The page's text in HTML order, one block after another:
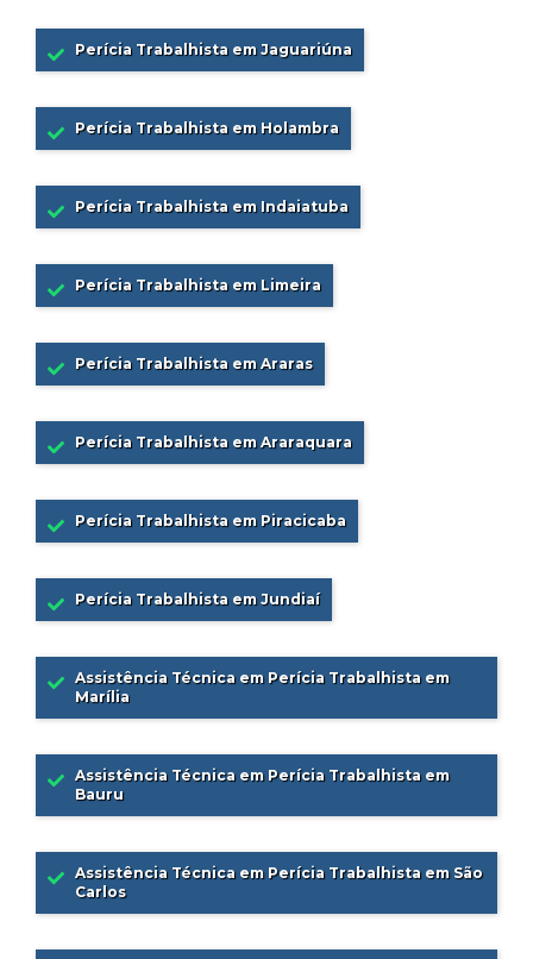
Perícia Trabalhista em Jaguariúna
Perícia Trabalhista em Holambra
Perícia Trabalhista em Indaiatuba
Perícia Trabalhista em Limeira
Perícia Trabalhista em Araras
Perícia Trabalhista em Araraquara
Perícia Trabalhista em Piracicaba
Perícia Trabalhista em Jundiaí
Assistência Técnica em Perícia Trabalhista em
Marília
Assistência Técnica em Perícia Trabalhista em
Bauru
Assistência Técnica em Perícia Trabalhista em São
Carlos